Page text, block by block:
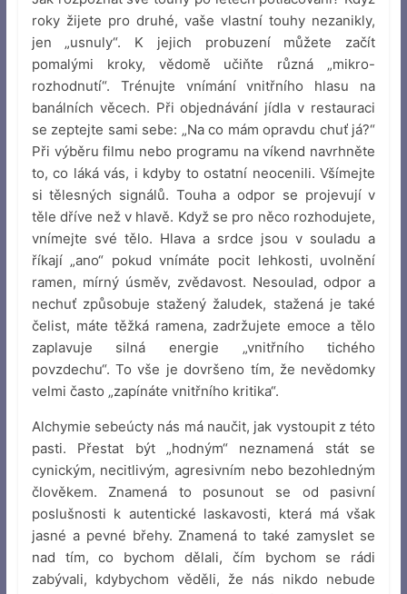
roky žijete pro druhé, vaše vlastní touhy nezanikly,
jen „usnuly“. K jejich probuzení můžete začít
pomalými kroky, vědomě učiňte různá „mikro-
rozhodnutí“. Trénujte vnímání vnitřního hlasu na
banálních věcech. Při objednávání jídla v restauraci
se zeptejte sami sebe: „Na co mám opravdu chuť já?“
Při výběru filmu nebo programu na víkend navrhněte
to, co láká vás, i kdyby to ostatní neocenili. Všímejte
si tělesných signálů. Touha a odpor se projevují v
těle dříve než v hlavě. Když se pro něco rozhodujete,
vnímejte své tělo. Hlava a srdce jsou v souladu a
říkají „ano“ pokud vnímáte pocit lehkosti, uvolnění
ramen, mírný úsměv, zvědavost. Nesoulad, odpor a
nechuť způsobuje stažený žaludek, stažená je také
čelist, máte těžká ramena, zadržujete emoce a tělo
zaplavuje silná energie „vnitřního tichého
povzdechu“. To vše je dovršeno tím, že nevědomky
velmi často „zapínáte vnitřního kritika“.
Alchymie sebeúcty nás má naučit, jak vystoupit z této
pasti. Přestat být „hodným“ neznamená stát se
cynickým, necitlivým, agresivním nebo bezohledným
člověkem. Znamená to posunout se od pasivní
poslušnosti k autentické laskavosti, která má však
jasné a pevné břehy. Znamená to také zamyslet se
nad tím, co bychom dělali, čím bychom se rádi
zabývali, kdybychom věděli, že nás nikdo nebude